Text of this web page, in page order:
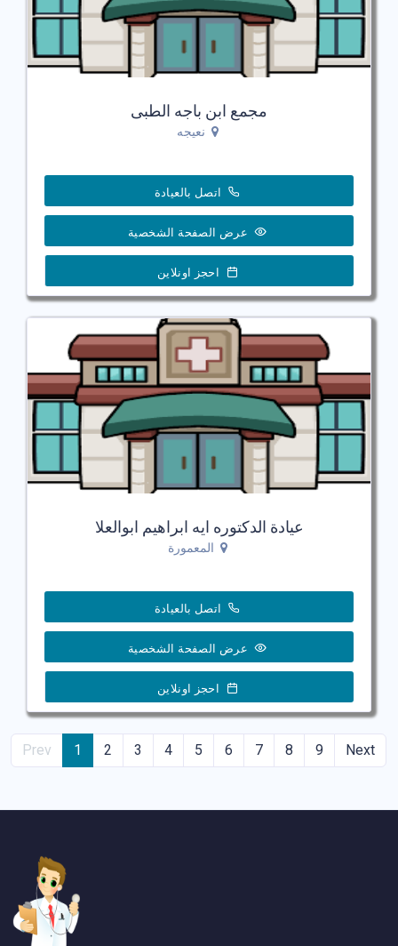
مجمع ابن باجه الطبى
نعيجه
اتصل بالعيادة
عرض الصفحة الشخصية
احجز اونلاين
عيادة الدكتوره ايه ابراهيم ابوالعلا
المعمورة
اتصل بالعيادة
عرض الصفحة الشخصية
احجز اونلاين
Prev 1 2 3 4 5 6 7 8 9 Next